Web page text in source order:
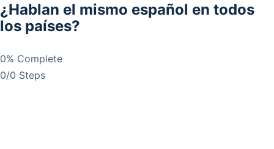
¿Hablan el mismo español en todos
los países?
0% Complete
0/0 Steps